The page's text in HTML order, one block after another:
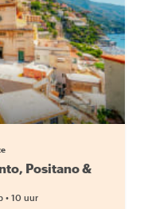
Positano &
• 10 uur